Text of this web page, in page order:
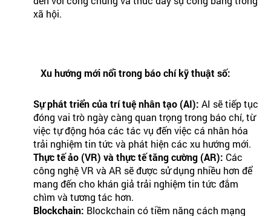
xã hội.
Xu hướng mới nổi trong báo chí kỹ thuật số:
Sự phát triển của trí tuệ nhân tạo (AI): AI sẽ tiếp tục
đóng vai trò ngày càng quan trọng trong báo chí, từ
việc tự động hóa các tác vụ đến việc cá nhân hóa
trải nghiệm tin tức và phát hiện các xu hướng mới.
Thực tế ảo (VR) và thực tế tăng cường (AR): Các
công nghệ VR và AR sẽ được sử dụng nhiều hơn để
mang đến cho khán giả trải nghiệm tin tức đắm
chìm và tương tác hơn.
Blockchain: Blockchain có tiềm năng cách mạng